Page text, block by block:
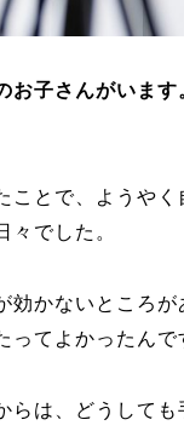
子さんがいます
ことで、ようや
でした。
効かないところ
てよかったんで
らは、どうして